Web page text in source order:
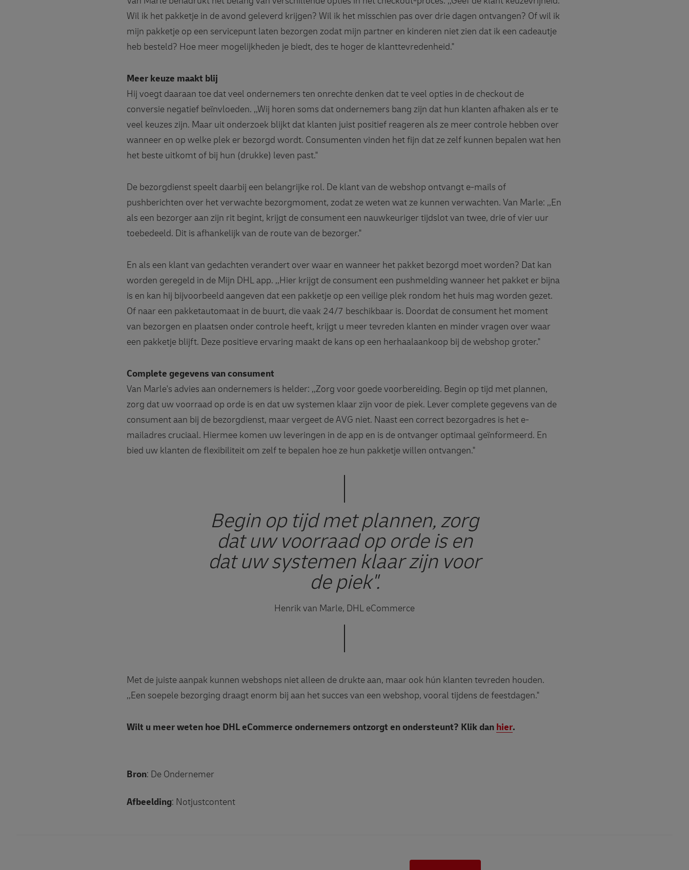
Wil ik het pakketje in de avond geleverd krijgen? Wil ik het misschien pas over drie dagen ontvangen? Of wil ik
mijn pakketje op een servicepunt laten bezorgen zodat mijn partner en kinderen niet zien dat ik een cadeautje
heb besteld? Hoe meer mogelijkheden je biedt, des te hoger de klanttevredenheid."
Meer keuze maakt blij
Hij voegt daaraan toe dat veel ondernemers ten onrechte denken dat te veel opties in de checkout de
conversie negatief beïnvloeden. ,,Wij horen soms dat ondernemers bang zijn dat hun klanten afhaken als er te
veel keuzes zijn. Maar uit onderzoek blijkt dat klanten juist positief reageren als ze meer controle hebben over
wanneer en op welke plek er bezorgd wordt. Consumenten vinden het fijn dat ze zelf kunnen bepalen wat hen
het beste uitkomt of bij hun (drukke) leven past."
De bezorgdienst speelt daarbij een belangrijke rol. De klant van de webshop ontvangt e-mails of
pushberichten over het verwachte bezorgmoment, zodat ze weten wat ze kunnen verwachten. Van Marle: ,,En
als een bezorger aan zijn rit begint, krijgt de consument een nauwkeuriger tijdslot van twee, drie of vier uur
toebedeeld. Dit is afhankelijk van de route van de bezorger."
En als een klant van gedachten verandert over waar en wanneer het pakket bezorgd moet worden? Dat kan
worden geregeld in de Mijn DHL app. ,,Hier krijgt de consument een pushmelding wanneer het pakket er bijna
is en kan hij bijvoorbeeld aangeven dat een pakketje op een veilige plek rondom het huis mag worden gezet.
Of naar een pakketautomaat in de buurt, die vaak 24/7 beschikbaar is. Doordat de consument het moment
van bezorgen en plaatsen onder controle heeft, krijgt u meer tevreden klanten en minder vragen over waar
een pakketje blijft. Deze positieve ervaring maakt de kans op een herhaalaankoop bij de webshop groter."
Complete gegevens van consument
Van Marle's advies aan ondernemers is helder: ,,Zorg voor goede voorbereiding. Begin op tijd met plannen,
zorg dat uw voorraad op orde is en dat uw systemen klaar zijn voor de piek. Lever complete gegevens van de
consument aan bij de bezorgdienst, maar vergeet de AVG niet. Naast een correct bezorgadres is het e-
mailadres cruciaal. Hiermee komen uw leveringen in de app en is de ontvanger optimaal geïnformeerd. En
bied uw klanten de flexibiliteit om zelf te bepalen hoe ze hun pakketje willen ontvangen."
Begin op tijd met plannen, zorg
dat uw voorraad op orde is en
dat uw systemen klaar zijn voor
de piek".
Henrik van Marle, DHL eCommerce
Met de juiste aanpak kunnen webshops niet alleen de drukte aan, maar ook hún klanten tevreden houden.
,,Een soepele bezorging draagt enorm bij aan het succes van een webshop, vooral tijdens de feestdagen."
Wilt u meer weten hoe DHL eCommerce ondernemers ontzorgt en ondersteunt? Klik dan hier.
Bron: De Ondernemer
Afbeelding: Notjustcontent